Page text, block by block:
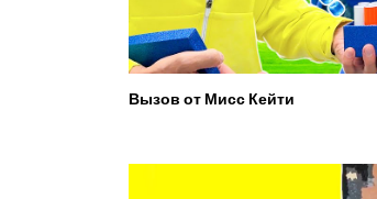
Вызов от Мисс Кейти